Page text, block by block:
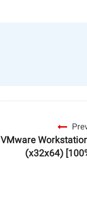
VMware
(x32x64)